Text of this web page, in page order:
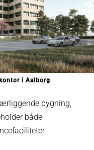
i Aalborg
bygning,
både